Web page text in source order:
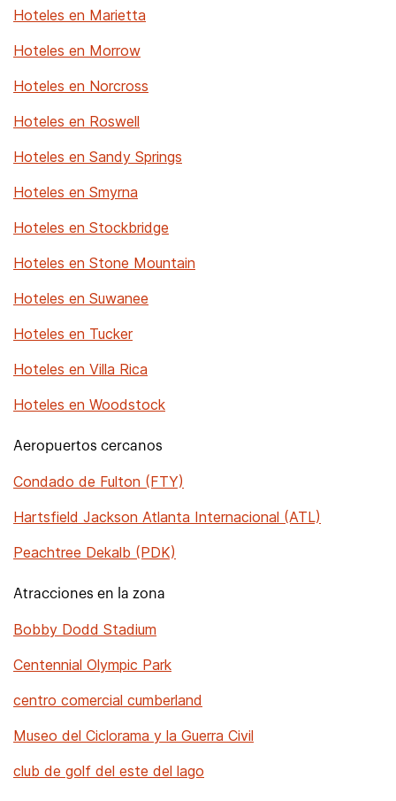
Hoteles en Marietta
Hoteles en Morrow
Hoteles en Norcross
Hoteles en Roswell
Hoteles en Sandy Springs
Hoteles en Smyrna
Hoteles en Stockbridge
Hoteles en Stone Mountain
Hoteles en Suwanee
Hoteles en Tucker
Hoteles en Villa Rica
Hoteles en Woodstock
Aeropuertos cercanos
Condado de Fulton (FTY)
Hartsfield Jackson Atlanta Internacional (ATL)
Peachtree Dekalb (PDK)
Atracciones en la zona
Bobby Dodd Stadium
Centennial Olympic Park
centro comercial cumberland
Museo del Ciclorama y la Guerra Civil
club de golf del este del lago